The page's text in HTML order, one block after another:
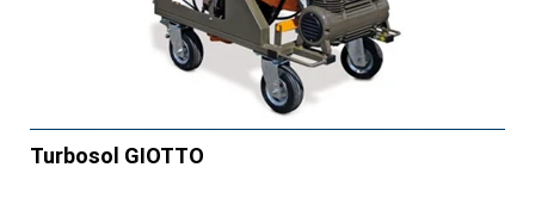
Turbosol GIOTTO